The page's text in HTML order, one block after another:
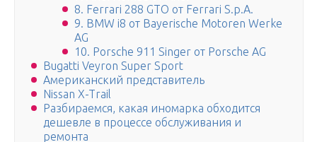
8. Ferrari 288 GTO от Ferrari S.p.A.
9. BMW i8 от Bayerische Motoren Werke
AG
10. Porsche 911 Singer от Porsche AG
Bugatti Veyron Super Sport
Американский представитель
Nissan X-Trail
Разбираемся, какая иномарка обходится
дешевле в процессе обслуживания и
ремонта